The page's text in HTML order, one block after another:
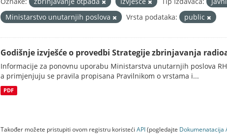
Ministarstvo unutarnjih poslova
Vrsta podataka: public
Godišnje izvješće o provedbi Strategije zbrinjavanja
Informacije za ponovnu uporabu Ministarstva unutarnjih poslova
a primjenjuju se pravila propisana Pravilnikom o vrstama i...
PDF
Također možete pristupiti ovom registru koristeći API(pogledajte Dokumenаtаcijа